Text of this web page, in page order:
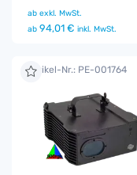
ab exkl. MwSt.
ab 94,01 € inkl. MwSt.
Artikel-Nr.: PE-001764